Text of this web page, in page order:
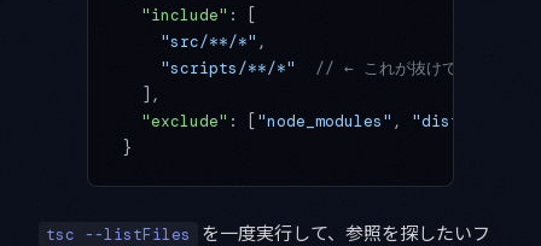
  "include"
: [
    "src/**/*"
,
    "scripts/**/*"
// ← これが抜けていると
  ],
  "exclude"
: [ "node_modules" , "dist"
}
tsc --listFiles を一度実行して、参照を探したいフ